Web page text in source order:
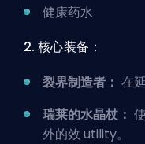
健康药水
2. 核心装备：
裂界制造者： 在
瑞莱的水晶杖：
外的效 utility。